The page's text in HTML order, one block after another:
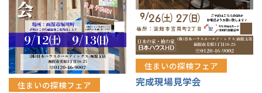
採用情報
住まいの探検フェア
住まいの探検フェア
完成現場見学会